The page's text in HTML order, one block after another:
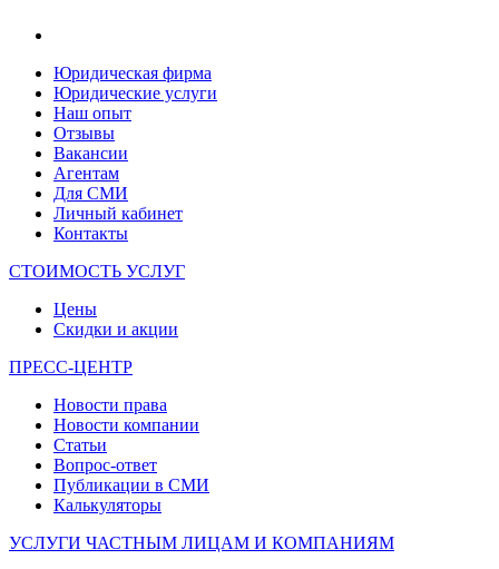
Юридическая фирма
Юридические услуги
Наш опыт
Отзывы
Вакансии
Агентам
Для СМИ
Личный кабинет
Контакты
СТОИМОСТЬ УСЛУГ
Цены
Скидки и акции
ПРЕСС-ЦЕНТР
Новости права
Новости компании
Статьи
Вопрос-ответ
Публикации в СМИ
Калькуляторы
УСЛУГИ ЧАСТНЫМ ЛИЦАМ И КОМПАНИЯМ